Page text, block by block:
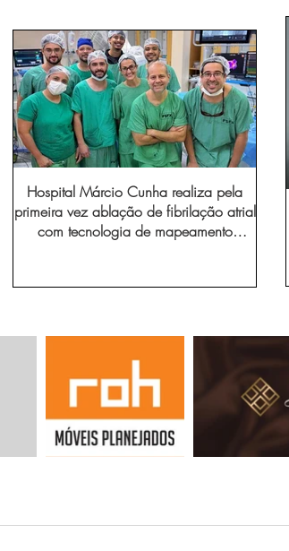
Hospital Márcio Cunha realiza pela
primeira vez ablação de fibrilação atrial
com tecnologia de mapeamento